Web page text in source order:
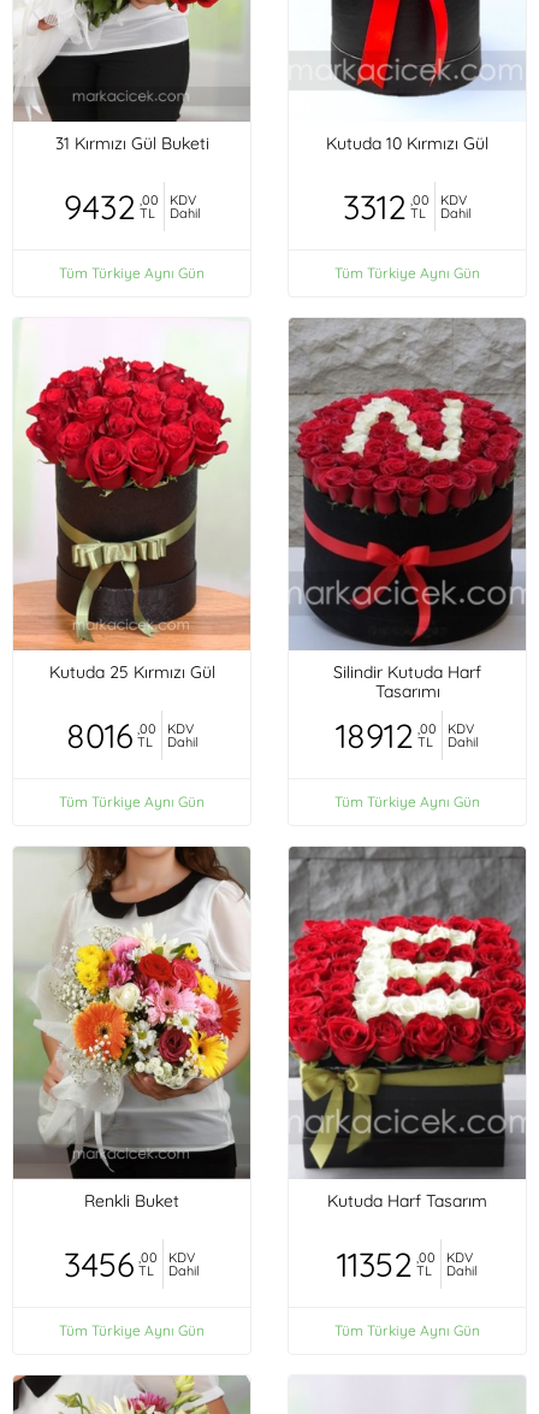
31 Kırmızı Gül Buketi
9432 ,00
TL
KDV
Dahil
Tüm Türkiye Aynı Gün
Kutuda 10 Kırmızı Gül
3312 ,00
TL
KDV
Dahil
Tüm Türkiye Aynı Gün
Kutuda 25 Kırmızı Gül
8016 ,00
TL
KDV
Dahil
Tüm Türkiye Aynı Gün
Silindir Kutuda Harf
Tasarımı
18912 ,00
TL
KDV
Dahil
Tüm Türkiye Aynı Gün
Renkli Buket
3456 ,00
TL
KDV
Dahil
Tüm Türkiye Aynı Gün
Kutuda Harf Tasarım
11352 ,00
TL
KDV
Dahil
Tüm Türkiye Aynı Gün